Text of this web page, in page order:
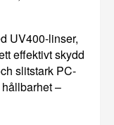
UV400-linser,
effektivt skydd
slitstark PC-
–